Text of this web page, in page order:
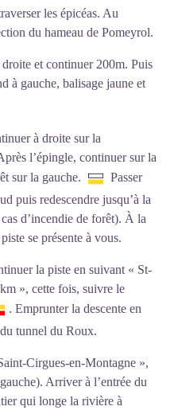
les épicéas. Au
du hameau de Pomeyrol.
et continuer 200m. Puis
à gauche, balisage jaune et
à droite sur la
l’épingle, continuer sur la
sur la gauche.
Passer
puis redescendre jusqu’à la
d’incendie de forêt). À la
se présente à vous.
la piste en suivant « St-
», cette fois, suivre le
. Emprunter la descente en
tunnel du Roux.
Cirgues-en-Montagne »,
Arriver à l’entrée du
qui longe la rivière à